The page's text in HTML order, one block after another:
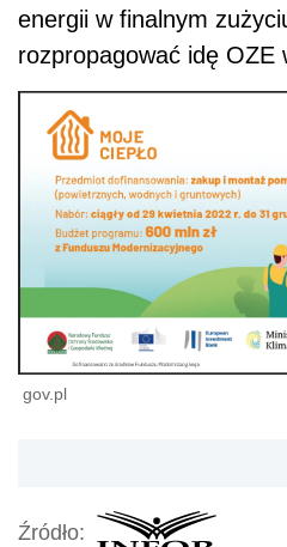
energii w finalnym
rozpropagować idę OZE
gov.pl
Źródło: